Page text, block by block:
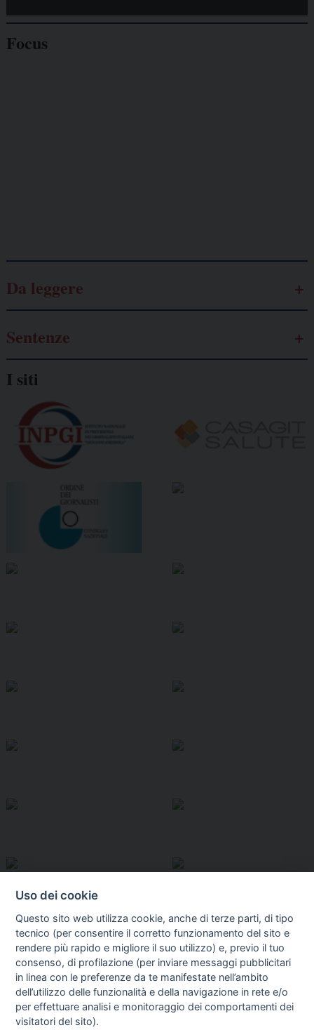
Focus
Da leggere
Sentenze
I siti
I libri Vedi tutti
Uso dei cookie
Questo sito web utilizza cookie, anche di terze parti, di tipo
tecnico (per consentire il corretto funzionamento del sito e
rendere più rapido e migliore il suo utilizzo) e, previo il tuo
consenso, di profilazione (per inviare messaggi pubblicitari
in linea con le preferenze da te manifestate nell’ambito
dell’utilizzo delle funzionalità e della navigazione in rete e/o
per effettuare analisi e monitoraggio dei comportamenti dei
visitatori del sito).